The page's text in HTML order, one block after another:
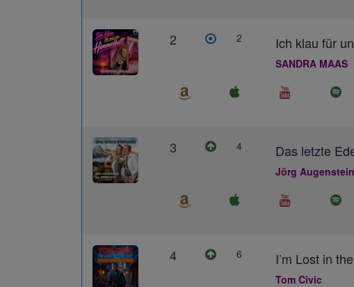
2 2 Ich klau für
SANDRA MAAS
3 4 Das letzte
Jörg
4 6 I’m Lost in
Tom Civic